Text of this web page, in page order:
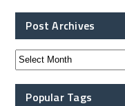
Post Archives
Popular Tags